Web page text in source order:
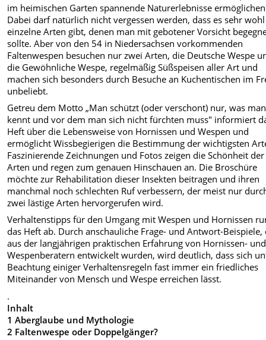
im heimischen Garten spannende Naturerlebnisse
Dabei darf natürlich nicht vergessen werden, dass es sehr wohl
einzelne Arten gibt, denen man mit gebotener Vorsicht
sollte. Aber von den 54 in Niedersachsen vorkommenden
Faltenwespen besuchen nur zwei Arten, die Deutsche Wespe
die Gewöhnliche Wespe, regelmäßig Süßspeisen aller Art und
machen sich besonders durch Besuche an Kuchentischen im
unbeliebt.
Getreu dem Motto „Man schützt (oder verschont) nur, was man
kennt und vor dem man sich nicht fürchten muss" informiert
Heft über die Lebensweise von Hornissen und Wespen und
ermöglicht Wissbegierigen die Bestimmung der wichtigsten
Faszinierende Zeichnungen und Fotos zeigen die Schönheit der
Arten und regen zum genauen Hinschauen an. Die Broschüre
möchte zur Rehabilitation dieser Insekten beitragen und ihren
manchmal noch schlechten Ruf verbessern, der meist nur
zwei lästige Arten hervorgerufen wird.
Verhaltenstipps für den Umgang mit Wespen und Hornissen
das Heft ab. Durch anschauliche Frage- und Antwort-Beispiele,
aus der langjährigen praktischen Erfahrung von Hornissen- und
Wespenberatern entwickelt wurden, wird deutlich, dass sich
Beachtung einiger Verhaltensregeln fast immer ein friedliches
Miteinander von Mensch und Wespe erreichen lässt.
.
Inhalt
1 Aberglaube und Mythologie
2 Faltenwespe oder Doppelgänger?